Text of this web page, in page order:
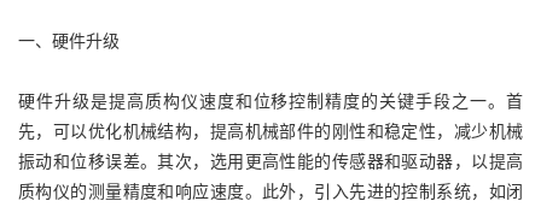
一、硬件升级
硬件升级是提高质构仪速度和位移控制精度的关键手段之一。首
先，可以优化机械结构，提高机械部件的刚性和稳定性，减少机械
振动和位移误差。其次，选用更高性能的传感器和驱动器，以提高
质构仪的测量精度和响应速度。此外，引入先进的控制系统，如闭